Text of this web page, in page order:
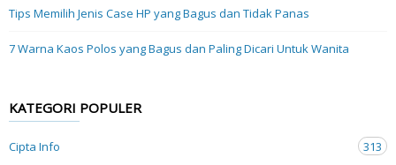
Tips Memilih Jenis Case HP yang Bagus dan Tidak Panas
7 Warna Kaos Polos yang Bagus dan Paling Dicari Untuk Wanita
KATEGORI POPULER
Cipta Info
313